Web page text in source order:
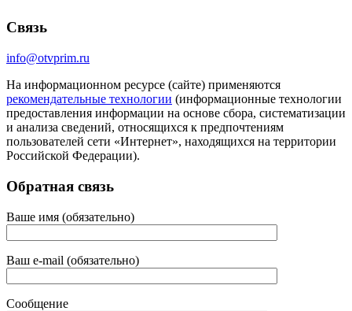
Связь
info@otvprim.ru
На информационном ресурсе (сайте) применяются
рекомендательные технологии (информационные технологии
предоставления информации на основе сбора, систематизации
и анализа сведений, относящихся к предпочтениям
пользователей сети «Интернет», находящихся на территории
Российской Федерации).
Обратная связь
Ваше имя (обязательно)
Ваш e-mail (обязательно)
Сообщение